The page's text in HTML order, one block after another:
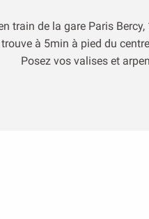
train de la gare Paris Bercy,
à 5min à pied du
Posez vos valises et